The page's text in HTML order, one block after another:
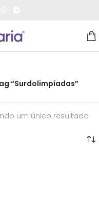
“Surdolimpíadas”
um único resultado